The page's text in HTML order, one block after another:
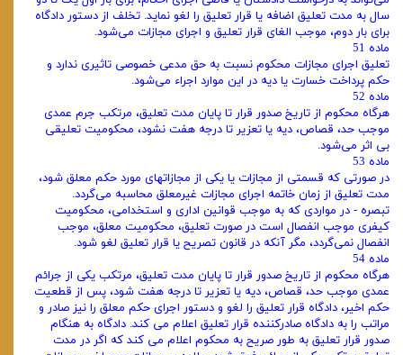
سال به مدت تعلیق اضافه یا قرار تعلیق را لغو نماید. تخلف از دستور دادگاه
برای بار دوم، موجب الغای قرار تعلیق و اجرای مجازات می‌شود.
ماده 51
تعلیق اجرای مجازات محکوم نسبت به حق مدعی خصوصی تاثیری ندارد و
حکم پرداخت خسارت یا دیه در این موارد اجراء می‌شود.
ماده 52
هرگاه محکوم از تاریخ صدور قرار تا پایان مدت تعلیق، مرتکب جرم عمدی
موجب حد، قصاص، دیه یا تعزیر تا درجه هفت نشود، محکومیت تعلیقی
بی اثر می‌شود.
ماده 53
در صورتی که قسمتی از مجازات یا یکی از مجازاتهای مورد حکم معلق شود،
مدت تعلیق از زمان خاتمه اجرای مجازات غیرمعلق محاسبه می‌گردد.
تبصره - در مواردی که به موجب قوانین اداری و استخدامی، محکومیت
کیفری موجب انفصال است در صورت تعلیق، محکومیت معلق، موجب
انفصال نمی‌گردد، مگر آنکه در قانون تصریح یا قرار تعلیق لغو شود.
ماده 54
هرگاه محکوم از تاریخ صدور قرار تا پایان مدت تعلیق، مرتکب یکی از جرائم
عمدی موجب حد، قصاص، دیه یا تعزیر تا درجه هفت شود، پس از قطعیت
حکم اخیر، دادگاه قرار تعلیق را لغو و دستور اجرای حکم معلق را نیز صادر و
مراتب را به دادگاه صادرکننده قرار تعلیق اعلام می کند. دادگاه به هنگام
صدور قرار تعلیق به طور صریح به محکوم اعلام می کند که اگر در مدت